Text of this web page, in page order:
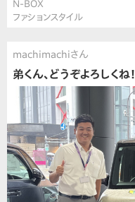
N-BOX
ファションスタイル
machimachiさん
弟くん、どうぞよろしくね！